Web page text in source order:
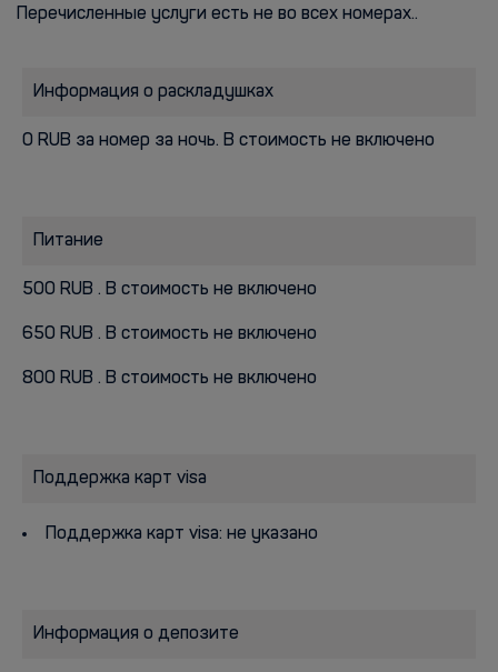
Перечисленные услуги есть не во всех номерах..
Информация о раскладушках
0 RUB за номер за ночь. В стоимость не включено
Питание
500 RUB . В стоимость не включено
650 RUB . В стоимость не включено
800 RUB . В стоимость не включено
Поддержка карт visa
Поддержка карт visa: не указано
Информация о депозите